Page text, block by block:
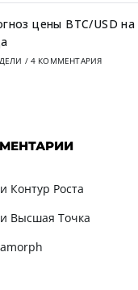
цены BTC/USD
/ 4 КОММЕНТАРИЯ
Контур Роста
Высшая Точка